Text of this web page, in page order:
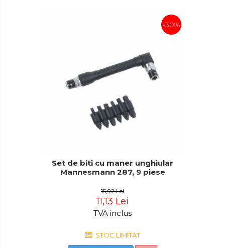
-30%
Set de biti cu maner unghiular
Mannesmann 287, 9 piese
15,92 Lei
11,13 Lei
TVA inclus
STOC LIMITAT